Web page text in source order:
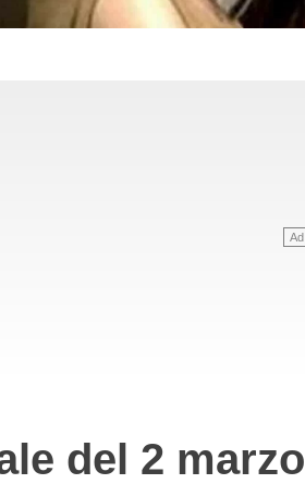
del 2 marzo